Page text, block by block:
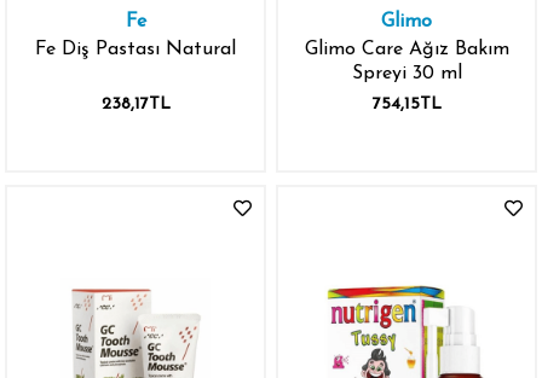
Fe
Fe Diş Pastası Natural
238,17TL
Glimo
Glimo Care Ağız Bakım
Spreyi 30 ml
754,15TL